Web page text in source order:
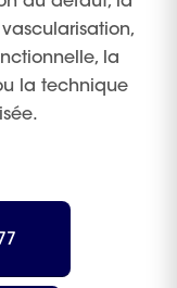
la
la technique